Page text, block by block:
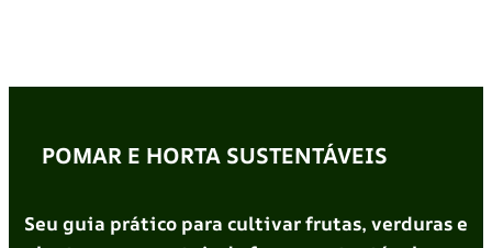
POMAR E HORTA SUSTENTÁVEIS
Seu guia prático para cultivar frutas, verduras e